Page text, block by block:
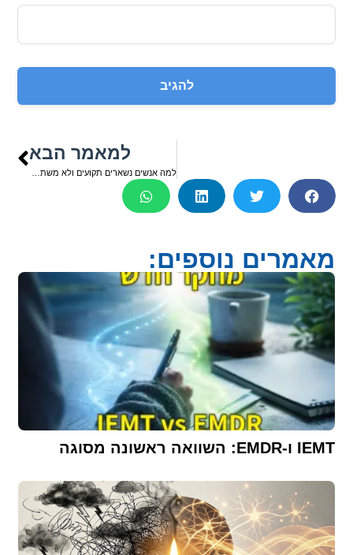
למאמר הבא
למה אנשים נשארים תקועים ולא משתחררים מהבעיות שלהם למרות הטיפולים החוזרים?
מאמרים נוספים:
IEMT ו-EMDR: השוואה ראשונה מסוגה